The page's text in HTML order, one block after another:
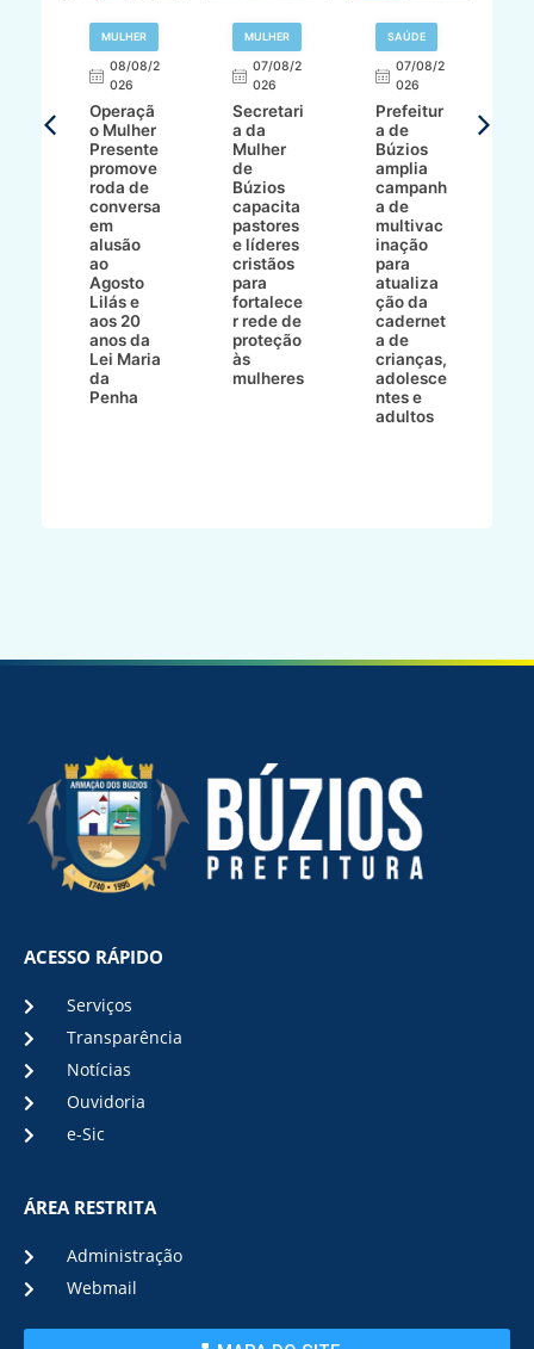
MULHER
08/08/2
026
Operaçã
o Mulher
Presente
promove
roda de
conversa
em
alusão
ao
Agosto
Lilás e
aos 20
anos da
Lei Maria
da
Penha
MULHER
07/08/2
026
Secretari
a da
Mulher
de
Búzios
capacita
pastores
e líderes
cristãos
para
fortalece
r rede de
proteção
às
mulheres
SAÚDE
07/08/2
026
Prefeitur
a de
Búzios
amplia
campanh
a de
multivac
inação
para
atualiza
ção da
cadernet
a de
crianças,
adolesce
ntes e
adultos
ACESSO RÁPIDO
Serviços
Transparência
Notícias
Ouvidoria
e-Sic
ÁREA RESTRITA
Administração
Webmail